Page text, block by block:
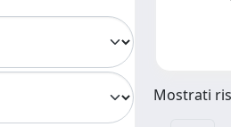
Mostrati